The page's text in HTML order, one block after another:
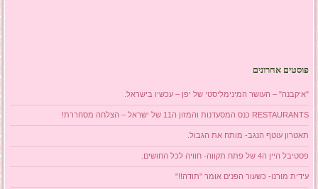
פוסטים אחרונים
"איקבנה" – העושר המינימליסטי של יפן – עכשיו בישראל.
RESTAURANTS כנס המסעדנות והמזון ה11 של ישראל – הצלחה מסחררת!
תאטרון עוטף הנגב- מותח את הגבול.
פסטיבל היין ה4 של פתח תקווה- חוויה לכל החושים.
עידית מורנו- כשעור הפנים אומר "תודה!!"